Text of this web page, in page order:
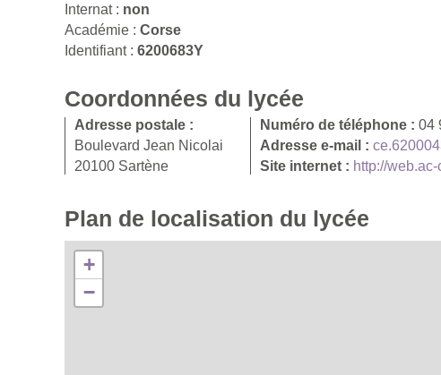
Internat : non
Académie : Corse
Identifiant : 6200683Y
Coordonnées du lycée
Adresse postale :
Boulevard Jean Nicolai
20100 Sartène
Numéro de téléphone : 04
Adresse e-mail :
Site internet : http://
Plan de localisation du lycée
+
−